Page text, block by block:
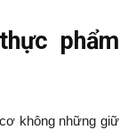
ực phẩm
không những giữ